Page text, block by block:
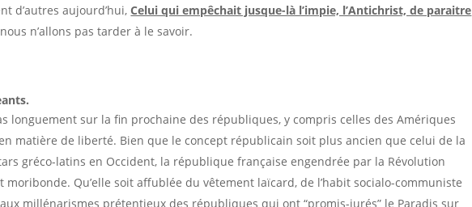
d’autres aujourd’hui,Celui qui empêchait jusque-là l’impie, l’Antichrist, de paraitre
n’allons pas tarder à le savoir.
longuement sur la fin prochaine des républiques, y compris celles des Amériques
matière de liberté. Bien que le concept républicain soit plus ancien que celui de la
gréco-latins en Occident, la république française engendrée par la Révolution
Qu’elle soit affublée du vêtement laïcard, de l’habit socialo-communiste
millénarismes prétentieux des républiques qui ont “promis-jurés” le Paradis sur